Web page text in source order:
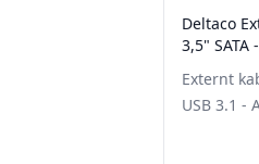
Deltaco
3,5" SATA
Externt
USB 3.1 -